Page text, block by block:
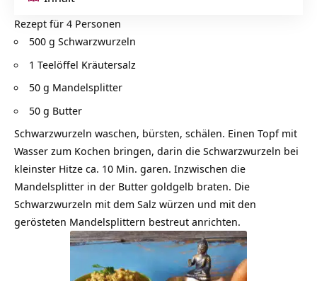
Rezept für 4 Personen
500 g Schwarzwurzeln
1 Teelöffel Kräutersalz
50 g Mandelsplitter
50 g Butter
Schwarzwurzeln waschen, bürsten, schälen. Einen Topf mit
Wasser zum Kochen bringen, darin die Schwarzwurzeln bei
kleinster Hitze ca. 10 Min. garen. Inzwischen die
Mandelsplitter in der Butter goldgelb braten. Die
Schwarzwurzeln mit dem Salz würzen und mit den
gerösteten Mandelsplittern bestreut anrichten.